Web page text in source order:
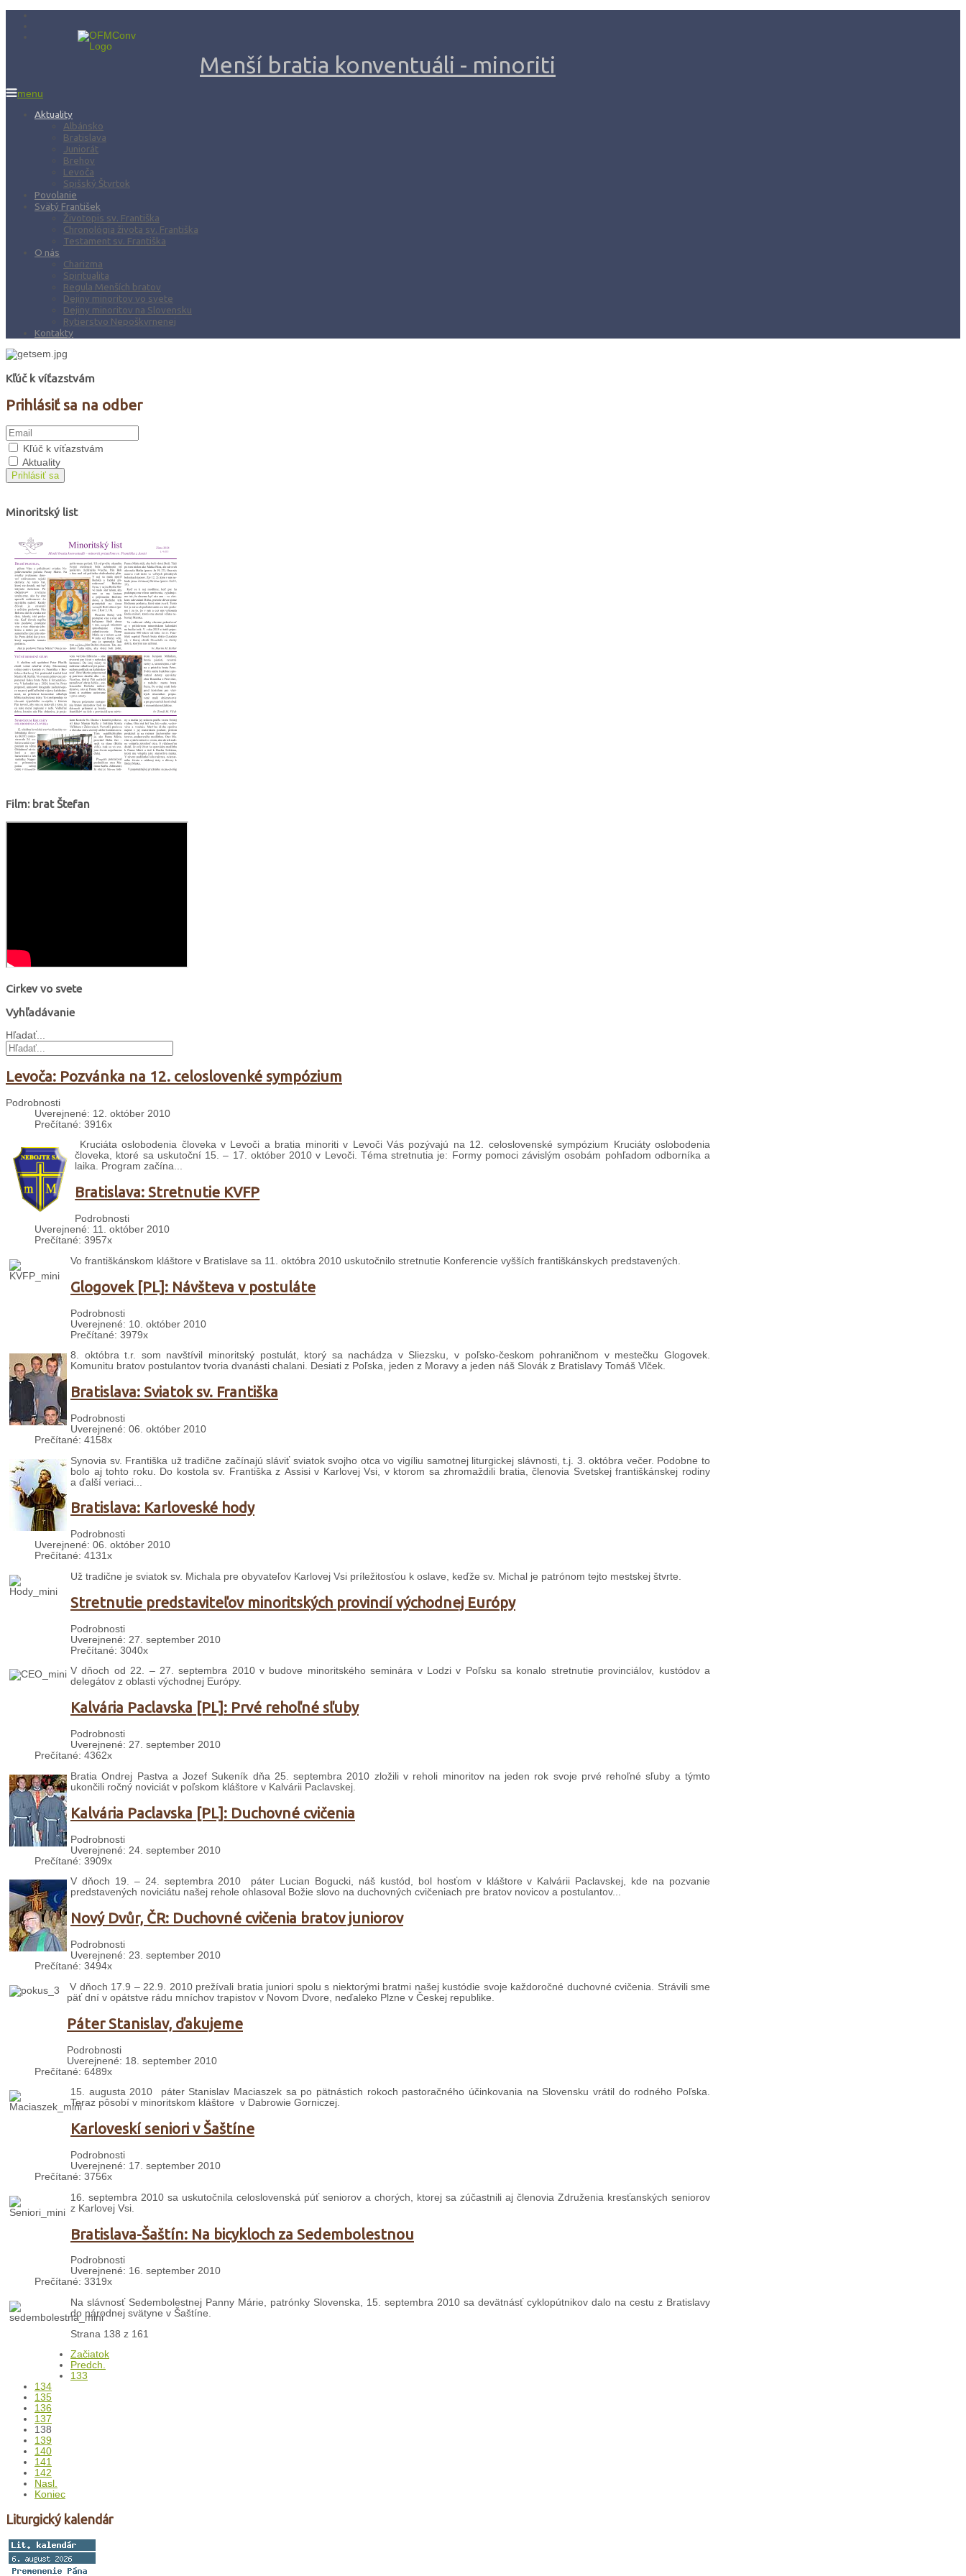
Menší bratia konventuáli - minoriti
menu
Aktuality
Albánsko
Bratislava
Juniorát
Brehov
Levoča
Spišský Štvrtok
Povolanie
Svätý František
Životopis sv. Františka
Chronológia života sv. Františka
Testament sv. Františka
O nás
Charizma
Spiritualita
Regula Menších bratov
Dejiny minoritov vo svete
Dejiny minoritov na Slovensku
Rytierstvo Nepoškvrnenej
Kontakty
Kľúč k víťazstvám
Prihlásiť sa na odber
Kľúč k víťazstvám
Aktuality
Prihlásiť sa
Minoritský list
Film: brat Štefan
Cirkev vo svete
Vyhľadávanie
Hľadať...
Levoča: Pozvánka na 12. celoslovenké sympózium
Podrobnosti
Uverejnené: 12. október 2010
Prečítané: 3916x
Kruciáta oslobodenia človeka v Levoči a bratia minoriti v Levoči Vás pozývajú na 12. celoslovenské sympózium Kruciáty oslobodenia
človeka, ktoré sa uskutoční 15. – 17. október 2010 v Levoči. Téma stretnutia je: Formy pomoci závislým osobám pohľadom odborníka a
laika. Program začína...
Bratislava: Stretnutie KVFP
Podrobnosti
Uverejnené: 11. október 2010
Prečítané: 3957x
Vo františkánskom kláštore v Bratislave sa 11. októbra 2010 uskutočnilo stretnutie Konferencie vyšších františkánskych predstavených.
Glogovek [PL]: Návšteva v postuláte
Podrobnosti
Uverejnené: 10. október 2010
Prečítané: 3979x
8. októbra t.r. som navštívil minoritský postulát, ktorý sa nachádza v Sliezsku, v poľsko-českom pohraničnom v mestečku Glogovek.
Komunitu bratov postulantov tvoria dvanásti chalani. Desiati z Poľska, jeden z Moravy a jeden náš Slovák z Bratislavy Tomáš Vlček.
Bratislava: Sviatok sv. Františka
Podrobnosti
Uverejnené: 06. október 2010
Prečítané: 4158x
Synovia sv. Františka už tradične začínajú sláviť sviatok svojho otca vo vigíliu samotnej liturgickej slávnosti, t.j. 3. októbra večer. Podobne to
bolo aj tohto roku. Do kostola sv. Františka z Assisi v Karlovej Vsi, v ktorom sa zhromaždili bratia, členovia Svetskej františkánskej rodiny
a ďalší veriaci...
Bratislava: Karloveské hody
Podrobnosti
Uverejnené: 06. október 2010
Prečítané: 4131x
Už tradične je sviatok sv. Michala pre obyvateľov Karlovej Vsi príležitosťou k oslave, keďže sv. Michal je patrónom tejto mestskej štvrte.
Stretnutie predstaviteľov minoritských provincií východnej Európy
Podrobnosti
Uverejnené: 27. september 2010
Prečítané: 3040x
V dňoch od 22. – 27. septembra 2010 v budove minoritského seminára v Lodzi v Poľsku sa konalo stretnutie provinciálov, kustódov a
delegátov z oblasti východnej Európy.
Kalvária Paclavska [PL]: Prvé rehoľné sľuby
Podrobnosti
Uverejnené: 27. september 2010
Prečítané: 4362x
Bratia Ondrej Pastva a Jozef Sukeník dňa 25. septembra 2010 zložili v reholi minoritov na jeden rok svoje prvé rehoľné sľuby a týmto
ukončili ročný noviciát v poľskom kláštore v Kalvárii Paclavskej.
Kalvária Paclavska [PL]: Duchovné cvičenia
Podrobnosti
Uverejnené: 24. september 2010
Prečítané: 3909x
V dňoch 19. – 24. septembra 2010 páter Lucian Bogucki, náš kustód, bol hosťom v kláštore v Kalvárii Paclavskej, kde na pozvanie
predstavených noviciátu našej rehole ohlasoval Božie slovo na duchovných cvičeniach pre bratov novicov a postulantov...
Nový Dvůr, ČR: Duchovné cvičenia bratov juniorov
Podrobnosti
Uverejnené: 23. september 2010
Prečítané: 3494x
V dňoch 17.9 – 22.9. 2010 prežívali bratia juniori spolu s niektorými bratmi našej kustódie svoje každoročné duchovné cvičenia. Strávili sme
päť dní v opátstve rádu mníchov trapistov v Novom Dvore, neďaleko Plzne v Českej republike.
Páter Stanislav, ďakujeme
Podrobnosti
Uverejnené: 18. september 2010
Prečítané: 6489x
15. augusta 2010 páter Stanislav Maciaszek sa po pätnástich rokoch pastoračného účinkovania na Slovensku vrátil do rodného Poľska.
Teraz pôsobí v minoritskom kláštore v Dabrowie Gorniczej.
Karloveskí seniori v Šaštíne
Podrobnosti
Uverejnené: 17. september 2010
Prečítané: 3756x
16. septembra 2010 sa uskutočnila celoslovenská púť seniorov a chorých, ktorej sa zúčastnili aj členovia Združenia kresťanských seniorov
z Karlovej Vsi.
Bratislava-Šaštín: Na bicykloch za Sedembolestnou
Podrobnosti
Uverejnené: 16. september 2010
Prečítané: 3319x
Na slávnosť Sedembolestnej Panny Márie, patrónky Slovenska, 15. septembra 2010 sa devätnásť cyklopútnikov dalo na cestu z Bratislavy
do národnej svätyne v Šaštíne.
Strana 138 z 161
Začiatok
Predch.
133
134
135
136
137
138
139
140
141
142
Nasl.
Koniec
Liturgický kalendár